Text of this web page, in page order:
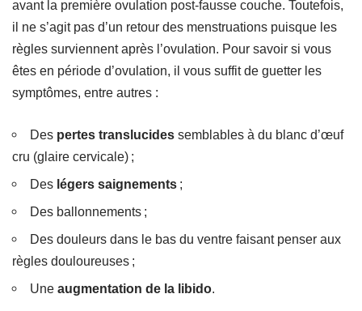
avant la première ovulation post-fausse couche. Toutefois,
il ne s’agit pas d’un retour des menstruations puisque les
règles surviennent après l’ovulation. Pour savoir si vous
êtes en période d’ovulation, il vous suffit de guetter les
symptômes, entre autres :
Des pertes translucides semblables à du blanc d’œuf
cru (glaire cervicale) ;
Des légers saignements ;
Des ballonnements ;
Des douleurs dans le bas du ventre faisant penser aux
règles douloureuses ;
Uneaugmentation de la libido.